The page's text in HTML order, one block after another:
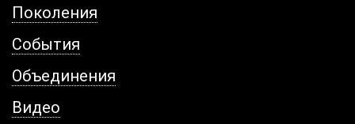
Поколения
События
Объединения
Видео